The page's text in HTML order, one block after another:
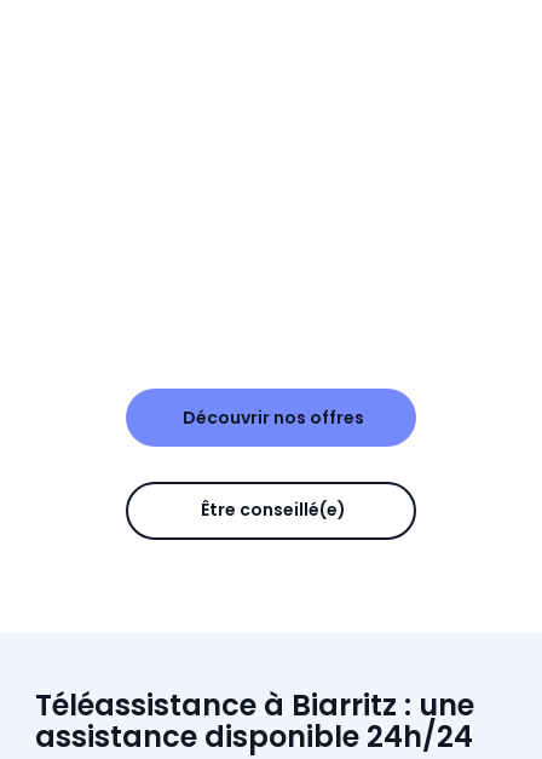
Découvrir nos offres
Être conseillé(e)
Téléassistance à Biarritz : une
assistance disponible 24h/24